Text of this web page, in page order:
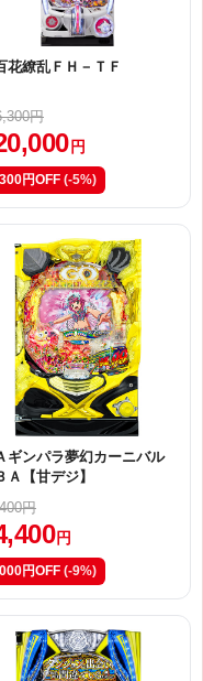
花繚乱ＦＨ－ＴＦ
円
円
円OFF (-5%)
ギンパラ夢幻カーニバル
Ａ【甘デジ】
円
円
円OFF (-9%)